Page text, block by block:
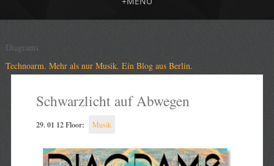
Diagrams
Technoarm. Mehr als nur Musik. Ein Blog aus Berlin.
Schwarzlicht auf Abwegen
29. 01 12 Floor: Musik